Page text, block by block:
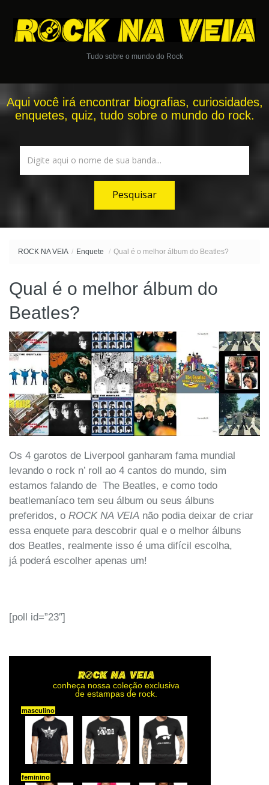
Tudo sobre o mundo do Rock
Aqui você irá encontrar biografias, curiosidades,
enquetes, quiz, tudo sobre o mundo do rock.
ROCK NA VEIA / Enquete / Qual é o melhor álbum do Beatles?
Qual é o melhor álbum do
Beatles?
Os 4 garotos de Liverpool ganharam fama mundial
levando o rock n’ roll ao 4 cantos do mundo, sim
estamos falando de The Beatles, e como todo
beatlemaníaco tem seu álbum ou seus álbuns
preferidos, o ROCK NA VEIA não podia deixar de criar
essa enquete para descobrir qual e o melhor álbuns
dos Beatles, realmente isso é uma difícil escolha,
já poderá escolher apenas um!
[poll id=”23″]